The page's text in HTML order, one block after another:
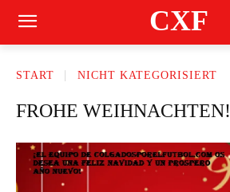
CXF
START NICHT KATEGORISIERT
FROHE WEIHNACHTEN!